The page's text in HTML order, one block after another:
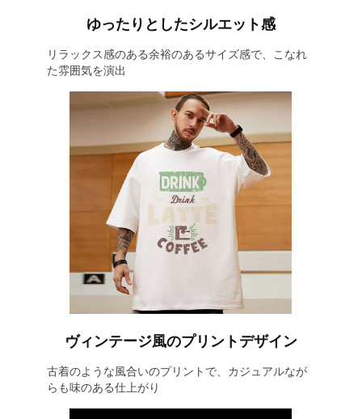
ゆったりとしたシルエット感
リラックス感のある余裕のあるサイズ感で、こなれ
た雰囲気を演出
ヴィンテージ風のプリントデザイン
古着のような風合いのプリントで、カジュアルなが
らも味のある仕上がり